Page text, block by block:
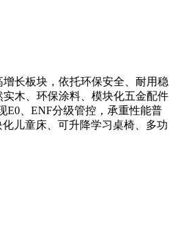
长板块，依托环保安全、耐用稳
木、环保涂料、模块化五金配件
E0、ENF分级管控，承重性能普
儿童床、可升降学习桌椅、多功